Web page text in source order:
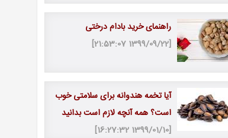
راهنمای خرید بادام درختی
[1399/09/22 21:53:07]
آیا تخمه هندوانه برای سلامتی خوب
است؟ همه آنچه لازم است بدانید
[1399/01/10 16:27:32]